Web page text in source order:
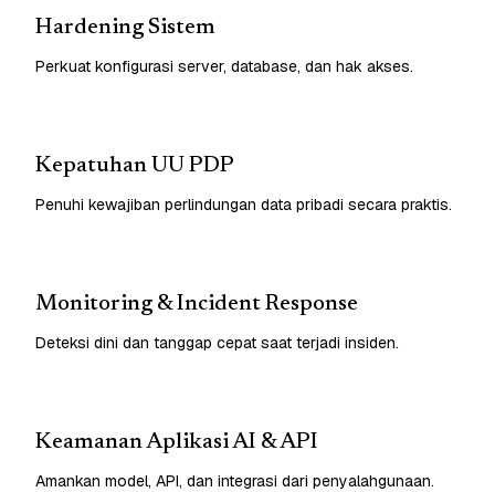
Hardening Sistem
Perkuat konfigurasi server, database, dan hak akses.
Kepatuhan UU PDP
Penuhi kewajiban perlindungan data pribadi secara praktis.
Monitoring & Incident Response
Deteksi dini dan tanggap cepat saat terjadi insiden.
Keamanan Aplikasi AI & API
Amankan model, API, dan integrasi dari penyalahgunaan.